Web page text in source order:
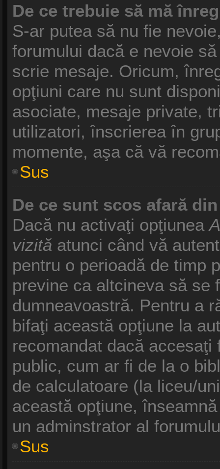
De ce trebuie să mă
S-ar putea să nu fie
forumului dacă e nevoie
scrie mesaje. Oricum,
opţiuni care nu sunt
asociate, mesaje private,
utilizatori, înscrierea în
momente, aşa că vă
Sus
De ce sunt scos afară
Dacă nu activaţi opţiunea
vizită atunci când vă
pentru o perioadă de timp
previne ca altcineva să se
dumneavoastră. Pentru a
bifaţi această opţiune la
recomandat dacă
public, cum ar fi de la o
de calculatoare (la liceu/
această opţiune,
un adminstrator al
Sus